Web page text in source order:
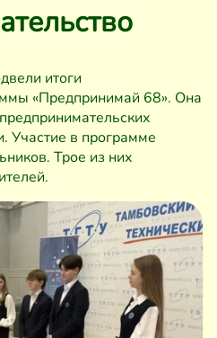
итоги
«Предпринимай 68». Она
Участие в программе
Трое из них